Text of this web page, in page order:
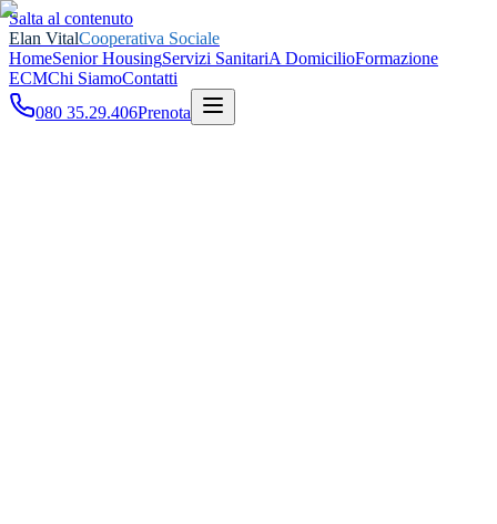
Salta al contenuto
Elan VitalCooperativa Sociale
HomeSenior HousingServizi SanitariA DomicilioFormazione
ECMChi SiamoContatti
080 35.29.406Prenota